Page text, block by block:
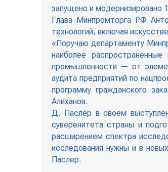
запущено и модернизировано
Глава Минпромторга РФ
технологий, включая
«Поручаю департаменту
наиболее
промышленности — от
аудита предприятий по
программу гражданского
Алиханов.
Д. Паслер в своем
суверенитета страны и
расширением спектра
исследования нужны и в
Паслер.